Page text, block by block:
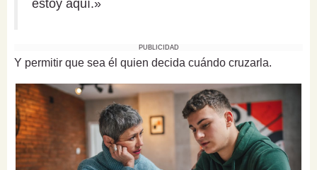
estoy aquí.»
PUBLICIDAD
Y permitir que sea él quien decida cuándo cruzarla.